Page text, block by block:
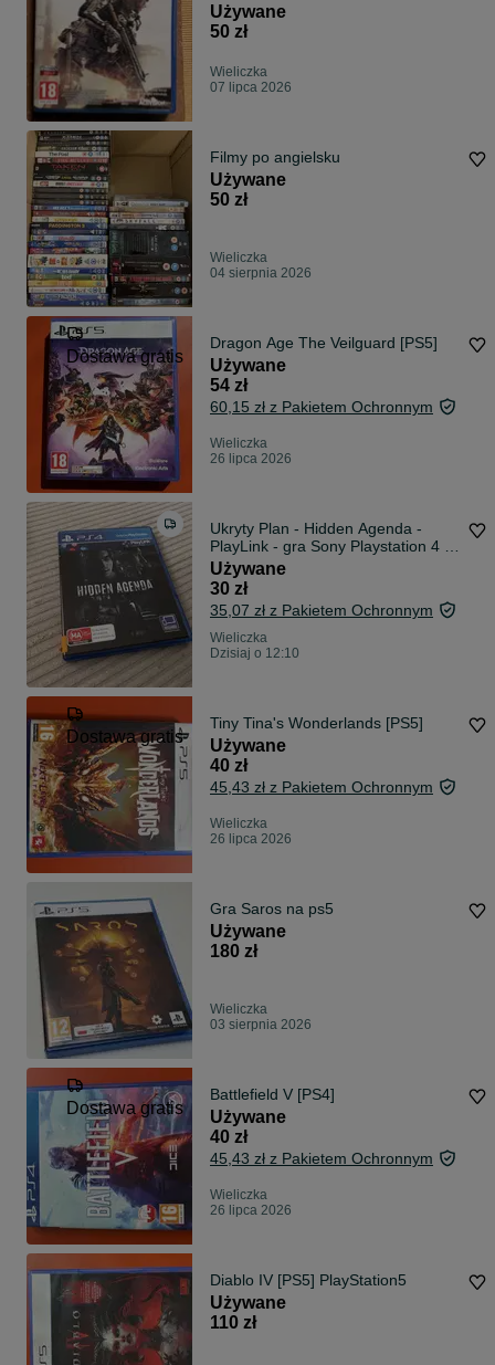
Używane
50 zł
Wieliczka
07 lipca 2026
Filmy po angielsku
Używane
50 zł
Wieliczka
04 sierpnia 2026
Dostawa gratis
Dragon Age The Veilguard [PS5]
Używane
54 zł
60,15 zł z Pakietem Ochronnym
Wieliczka
26 lipca 2026
Ukryty Plan - Hidden Agenda -
PlayLink - gra Sony Playstation 4 5
| PS4 PS5
Używane
30 zł
35,07 zł z Pakietem Ochronnym
Wieliczka
Dzisiaj o 12:10
Dostawa gratis
Tiny Tina's Wonderlands [PS5]
Używane
40 zł
45,43 zł z Pakietem Ochronnym
Wieliczka
26 lipca 2026
Gra Saros na ps5
Używane
180 zł
Wieliczka
03 sierpnia 2026
Dostawa gratis
Battlefield V [PS4]
Używane
40 zł
45,43 zł z Pakietem Ochronnym
Wieliczka
26 lipca 2026
Diablo IV [PS5] PlayStation5
Używane
110 zł